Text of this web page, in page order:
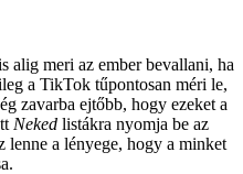
alig meri az ember bevallani, ha
a TikTok tűpontosan méri le,
zavarba ejtőbb, hogy ezeket a
Neked listákra nyomja be az
lenne a lényege, hogy a minket